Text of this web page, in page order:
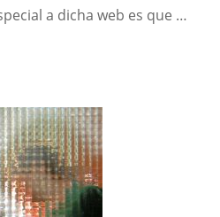
a dicha web es que …